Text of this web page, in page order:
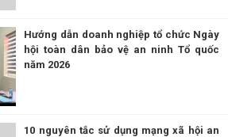
Hướng dẫn doanh nghiệp tổ chức Ngày
hội toàn dân bảo vệ an ninh Tổ quốc
năm 2026
10 nguyên tắc sử dụng mạng xã hội an